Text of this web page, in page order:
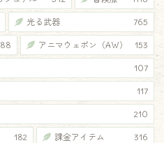
光る武器 765
88 アニマウェポン（AW） 153
107
117
210
182 課金アイテム 316